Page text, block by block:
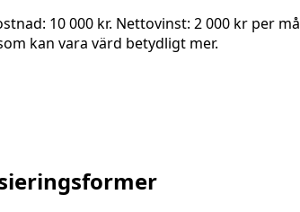
10 000 kr. Nettovinst: 2 000 kr
kan vara värd betydligt mer.